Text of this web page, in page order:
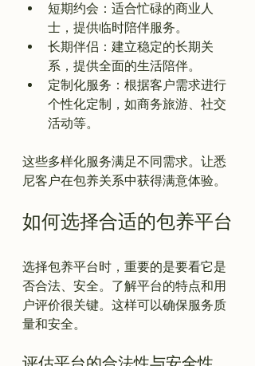
短期约会：适合忙碌的商业人
士，提供临时陪伴服务。
长期伴侣：建立稳定的长期关
系，提供全面的生活陪伴。
定制化服务：根据客户需求进行
个性化定制，如商务旅游、社交
活动等。
这些多样化服务满足不同需求。让悉
如何选择合适的包养平台
选择包养平台时，重要的是要看它是
否合法、安全。了解平台的特点和用
户评价很关键。这样可以确保服务质